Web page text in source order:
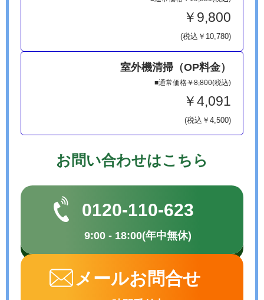
￥9,800
(税込￥10,780)
室外機清掃（OP料金）
■通常価格￥8,800(税込)
￥4,091
(税込￥4,500)
お問い合わせはこちら
0120-110-623
9:00 - 18:00(年中無休)
メールお問合せ